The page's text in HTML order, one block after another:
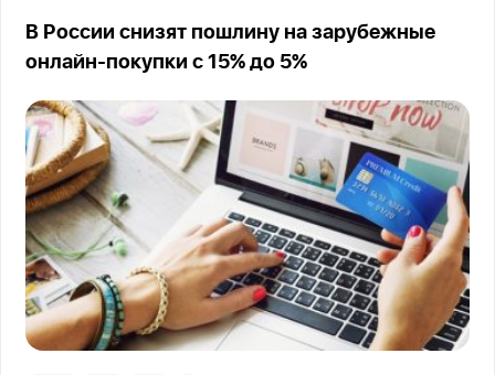
В России снизят пошлину на зарубежные
онлайн-покупки с 15% до 5%